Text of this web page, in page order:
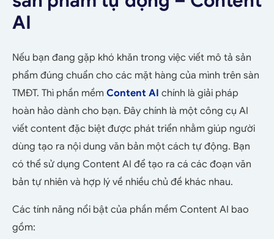
AI
Nếu bạn đang gặp khó khăn trong việc viết mô tả sản
phẩm đúng chuẩn cho các mặt hàng của mình trên sàn
TMĐT. Thì phần mềm Content AI chính là giải pháp
hoàn hảo dành cho bạn. Đây chính là một công cụ AI
viết content đặc biệt được phát triển nhằm giúp người
dùng tạo ra nội dung văn bản một cách tự động. Bạn
có thể sử dụng Content AI để tạo ra cá các đoạn văn
bản tự nhiên và hợp lý về nhiều chủ đề khác nhau.
Các tính năng nổi bật của phần mềm Content AI bao
gồm: